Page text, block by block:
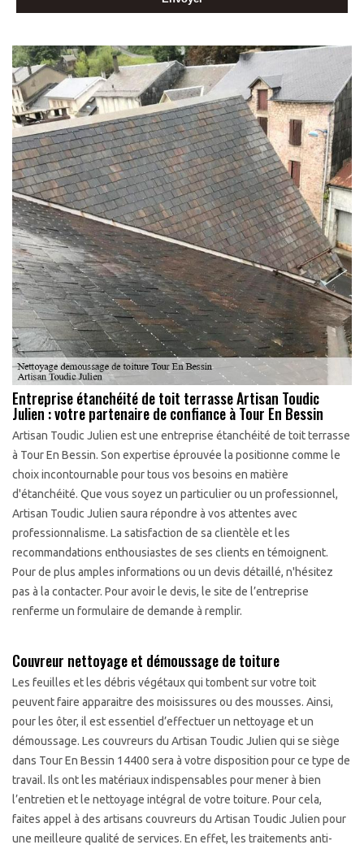
Entreprise étanchéité de toit terrasse Artisan Toudic
Julien : votre partenaire de confiance à Tour En Bessin
Artisan Toudic Julien est une entreprise étanchéité de toit terrasse
à Tour En Bessin. Son expertise éprouvée la positionne comme le
choix incontournable pour tous vos besoins en matière
d'étanchéité. Que vous soyez un particulier ou un professionnel,
Artisan Toudic Julien saura répondre à vos attentes avec
professionnalisme. La satisfaction de sa clientèle et les
recommandations enthousiastes de ses clients en témoignent.
Pour de plus amples informations ou un devis détaillé, n'hésitez
pas à la contacter. Pour avoir le devis, le site de l’entreprise
renferme un formulaire de demande à remplir.
Couvreur nettoyage et démoussage de toiture
Les feuilles et les débris végétaux qui tombent sur votre toit
peuvent faire apparaitre des moisissures ou des mousses. Ainsi,
pour les ôter, il est essentiel d’effectuer un nettoyage et un
démoussage. Les couvreurs du Artisan Toudic Julien qui se siège
dans Tour En Bessin 14400 sera à votre disposition pour ce type de
travail. Ils ont les matériaux indispensables pour mener à bien
l’entretien et le nettoyage intégral de votre toiture. Pour cela,
faites appel à des artisans couvreurs du Artisan Toudic Julien pour
une meilleure qualité de services. En effet, les traitements anti-